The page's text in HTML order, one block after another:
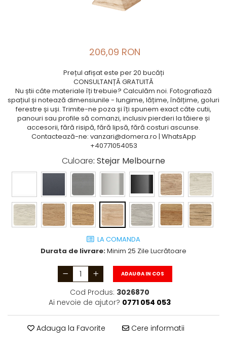
206,09 RON
Prețul afișat este per 20 bucăți
CONSULTANȚĂ GRATUITĂ
Nu știi câte materiale îți trebuie? Calculăm noi. Fotografiază
spațiul și notează dimensiunile - lungime, lățime, înălțime, goluri
ferestre și uși. Trimite-ne poza și îți spunem exact câte cutii,
panouri sau profile să comanzi, inclusiv pierderi la tăiere și
accesorii, fără risipă, fără lipsă, fără costuri ascunse.
Contactează-ne: vanzari@domera.ro | WhatsApp
+40771054053
Culoare: Stejar Melbourne
LA COMANDA
Durata de livrare:Minim 25 Zile Lucrătoare
ADAUGA IN COS
Cod Produs: 3026870
Ai nevoie de ajutor? 0771 054 053
Adauga la Favorite Cere informatii